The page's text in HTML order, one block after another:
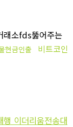
래소fds뚫어주는
현금인출
비트코인
이더리움전송대